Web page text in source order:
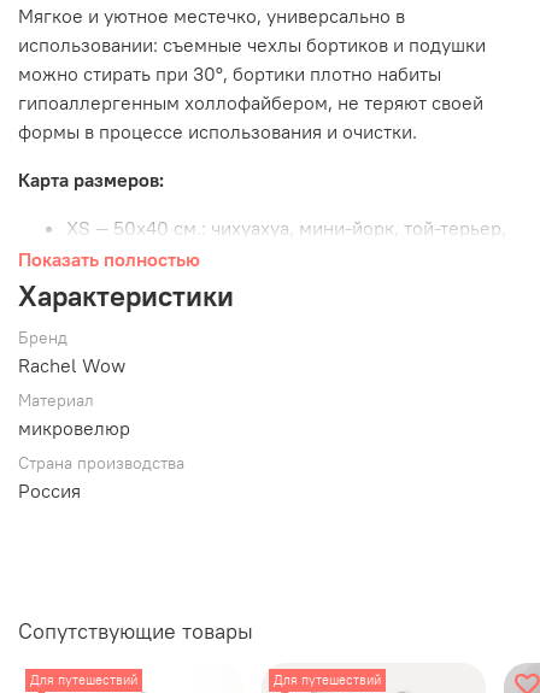
Мягкое и уютное местечко, универсально в
использовании: съемные чехлы бортиков и подушки
можно стирать при 30°, бортики плотно набиты
гипоаллергенным холлофайбером, не теряют своей
формы в процессе использования и очистки.
Карта размеров:
XS — 50х40 см.: чихуахуа, мини-йорк, той-терьер,
котик
пинчер, большой котик
M — 70х50 см.: такса, мопс, джек-рассел,
французский бульдог, очень большой котик
L — 90х60 см.: корги, бигль, сиба-ину, фокс-терьер,
английский бульдог, бассет, уиппет
Обратите внимание:
Показать полностью
Характеристики
Бренд
Rachel Wow
Материал
микровелюр
Страна производства
Россия
Сопутствующие товары
Для путешествий Для путешествий